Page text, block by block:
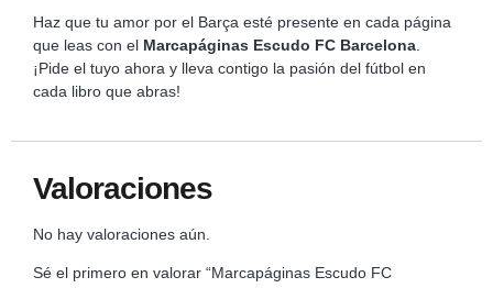
Haz que tu amor por el Barça esté presente en cada página
que leas con el Marcapáginas Escudo FC Barcelona.
¡Pide el tuyo ahora y lleva contigo la pasión del fútbol en
cada libro que abras!
Valoraciones
No hay valoraciones aún.
Sé el primero en valorar “Marcapáginas Escudo FC